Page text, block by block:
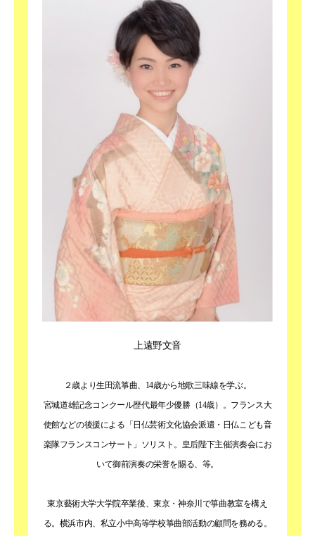
上遠野文音
２歳より生田流箏曲、14歳から地歌三味線を学ぶ。
宮城道雄記念コンクール歴代最年少優勝（14歳）。フランス大
使館などの後援による「日仏芸術文化協会派遣・日仏こども音
楽隊フランスコンサート」ソリスト。皇后陛下主催演奏会にお
いて御前演奏の栄誉を賜る、等。
東京藝術大学大学院卒業後、東京・神奈川で箏曲教室を構え
る。横浜市内、私立小中高等学校箏曲部活動の顧問を務める。